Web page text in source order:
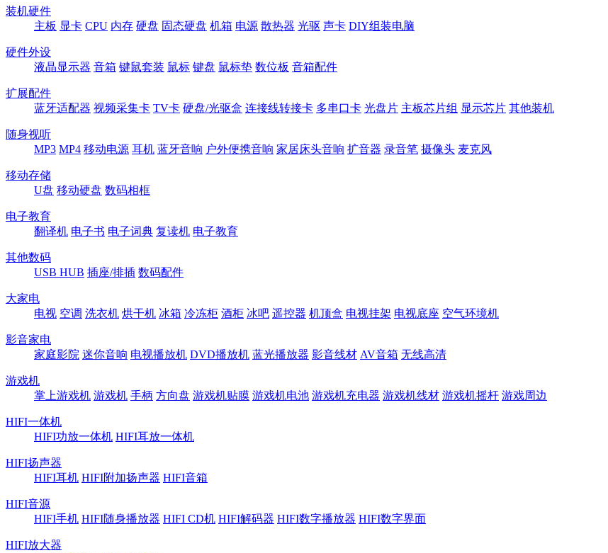
装机硬件
主板 显卡 CPU 内存 硬盘 固态硬盘 机箱 电源 散热器 光驱 声卡 DIY组装电脑
硬件外设
液晶显示器 音箱 键鼠套装 鼠标 键盘 鼠标垫 数位板 音箱配件
扩展配件
蓝牙适配器 视频采集卡 TV卡 硬盘/光驱盒 连接线转接卡 多串口卡 光盘片 主板芯片组 显示芯片 其他装机
随身视听
MP3 MP4 移动电源 耳机 蓝牙音响 户外便携音响 家居床头音响 扩音器 录音笔 摄像头 麦克风
移动存储
U盘 移动硬盘 数码相框
电子教育
翻译机 电子书 电子词典 复读机 电子教育
其他数码
USB HUB 插座/排插 数码配件
大家电
电视 空调 洗衣机 烘干机 冰箱 冷冻柜 酒柜 冰吧 遥控器 机顶盒 电视挂架 电视底座 空气环境机
影音家电
家庭影院 迷你音响 电视播放机 DVD播放机 蓝光播放器 影音线材 AV音箱 无线高清
游戏机
掌上游戏机 游戏机 手柄 方向盘 游戏机贴膜 游戏机电池 游戏机充电器 游戏机线材 游戏机摇杆 游戏周边
HIFI一体机
HIFI功放一体机 HIFI耳放一体机
HIFI扬声器
HIFI耳机 HIFI附加扬声器 HIFI音箱
HIFI音源
HIFI手机 HIFI随身播放器 HIFI CD机 HIFI解码器 HIFI数字播放器 HIFI数字界面
HIFI放大器